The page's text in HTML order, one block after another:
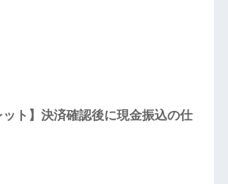
ット】決済確認後に現金振込の仕